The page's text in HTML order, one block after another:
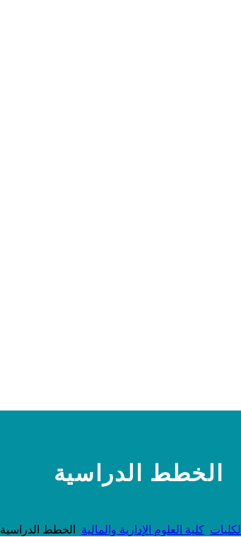
الخطط الدراسية
الكليات كلية العلوم الإدارية والمالية الخطط الدراسية